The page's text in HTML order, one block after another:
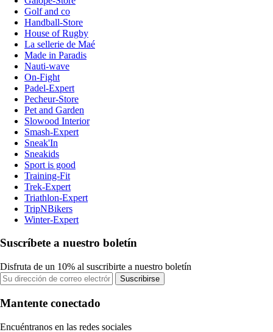
Golf and co
Handball-Store
House of Rugby
La sellerie de Maé
Made in Paradis
Nauti-wave
On-Fight
Padel-Expert
Pecheur-Store
Pet and Garden
Slowood Interior
Smash-Expert
Sneak'In
Sneakids
Sport is good
Training-Fit
Trek-Expert
Triathlon-Expert
TripNBikers
Winter-Expert
Suscríbete a nuestro boletín
Disfruta de un 10% al suscribirte a nuestro boletín
Suscribirse
Mantente conectado
Encuéntranos en las redes sociales